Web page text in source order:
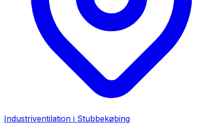
Industriventilation i Stubbekøbing